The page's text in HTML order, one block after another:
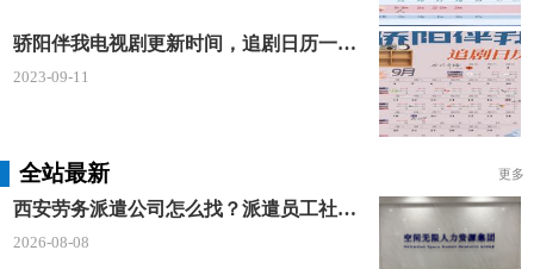
骄阳伴我电视剧更新时间，追剧日历一览表
2023-09-11
全站最新 更多
西安劳务派遣公司怎么找？派遣员工社保如何合规缴？空间无限 23 年专业沉淀给出答案
2026-08-08